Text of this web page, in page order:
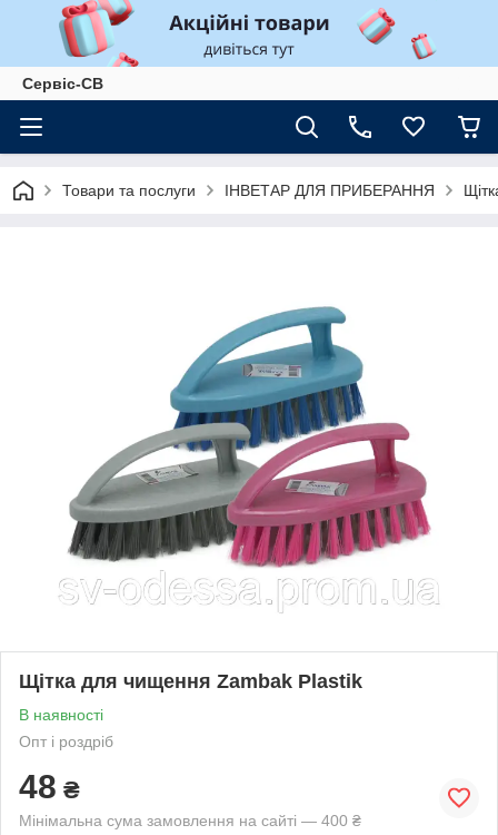
Сервіс-СВ
Товари та послуги ІНВЕТАР ДЛЯ ПРИБЕРАННЯ
Щітка для чищення Zambak Plastik
В наявності
Опт і роздріб
48 ₴
Мінімальна сума замовлення на сайті — 400 ₴